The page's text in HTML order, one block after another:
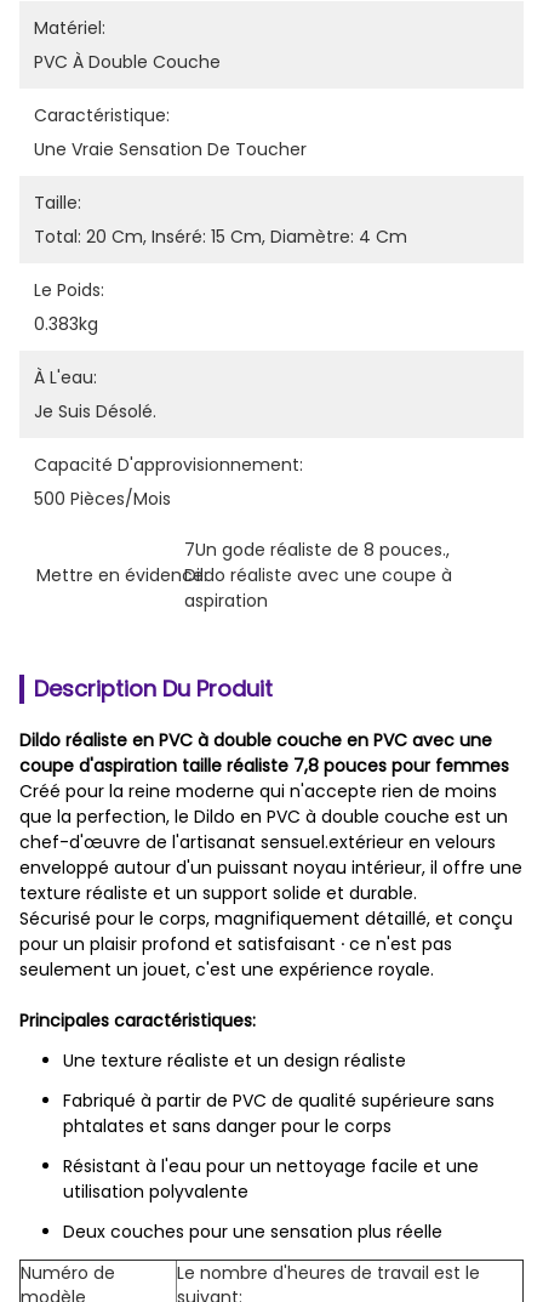
Matériel:
PVC À Double Couche
Caractéristique:
Une Vraie Sensation De Toucher
Taille:
Total: 20 Cm, Inséré: 15 Cm, Diamètre: 4 Cm
Le Poids:
0.383kg
À L'eau:
Je Suis Désolé.
Capacité D'approvisionnement:
500 Pièces/mois
Mettre en évidence:
7Un gode réaliste de 8 pouces.,
Dildo réaliste avec une coupe à
aspiration
Description Du Produit
Dildo réaliste en PVC à double couche en PVC avec une
coupe d'aspiration taille réaliste 7,8 pouces pour femmes
Créé pour la reine moderne qui n'accepte rien de moins
que la perfection, le Dildo en PVC à double couche est un
chef-d'œuvre de l'artisanat sensuel.extérieur en velours
enveloppé autour d'un puissant noyau intérieur, il offre une
texture réaliste et un support solide et durable.
Sécurisé pour le corps, magnifiquement détaillé, et conçu
pour un plaisir profond et satisfaisant ∙ ce n'est pas
seulement un jouet, c'est une expérience royale.
Principales caractéristiques:
Une texture réaliste et un design réaliste
Fabriqué à partir de PVC de qualité supérieure sans
phtalates et sans danger pour le corps
Résistant à l'eau pour un nettoyage facile et une
utilisation polyvalente
Deux couches pour une sensation plus réelle
Numéro de
modèle
Le nombre d'heures de travail est le
suivant: